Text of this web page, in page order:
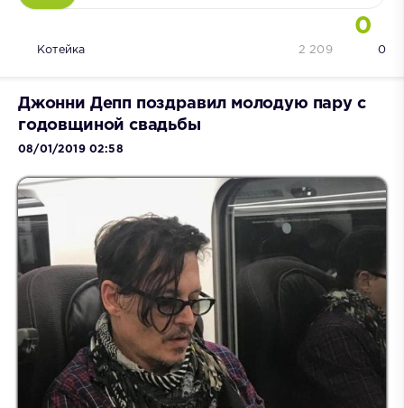
0
Котейка 0
2 209
Джонни Депп поздравил молодую пару с
годовщиной свадьбы
08/01/2019 02:58